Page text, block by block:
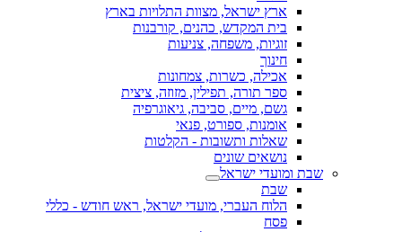
ארץ ישראל, מצוות התלויות בארץ
בית המקדש, כהנים, קורבנות
זוגיות, משפחה, צניעות
חינוך
אכילה, כשרות, צמחונות
ספר תורה, תפילין, מזוזה, ציצית
גשם, מיים, סביבה, גיאוגרפיה
אומנות, ספורט, פנאי
שאלות ותשובות - הקלטות
נושאים שונים
שבת ומועדי ישראל
שבת
הלוח העברי, מועדי ישראל, ראש חודש - כללי
פסח